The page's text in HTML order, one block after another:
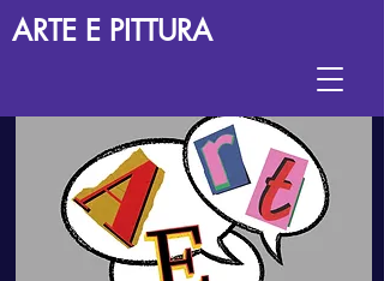
ARTE E PITTURA